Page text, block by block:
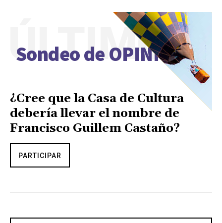
Sondeo de OPINIÓN
ÚLTIMO
¿Cree que la Casa de Cultura
debería llevar el nombre de
Francisco Guillem Castaño?
PARTICIPAR